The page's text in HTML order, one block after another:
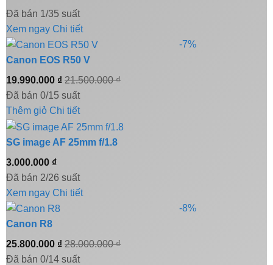
Đã bán 1/35 suất
Xem ngay Chi tiết
-7%
Canon EOS R50 V
19.990.000 ₫ 21.500.000₫
Đã bán 0/15 suất
Thêm giỏ Chi tiết
SG image AF 25mm f/1.8
3.000.000 ₫
Đã bán 2/26 suất
Xem ngay Chi tiết
-8%
Canon R8
25.800.000 ₫ 28.000.000₫
Đã bán 0/14 suất